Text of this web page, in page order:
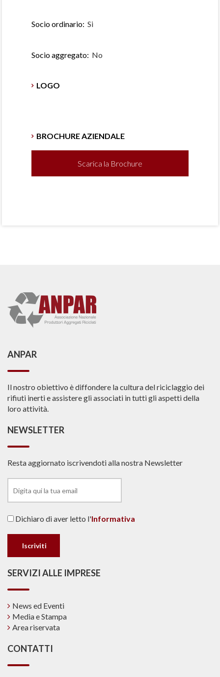
Socio ordinario: Si
Socio aggregato: No
LOGO
BROCHURE AZIENDALE
Scarica la Brochure
ANPAR
Il nostro obiettivo è diffondere la cultura del riciclaggio dei
rifiuti inerti e assistere gli associati in tutti gli aspetti della
loro attività.
NEWSLETTER
Resta aggiornato iscrivendoti alla nostra Newsletter
Dichiaro di aver letto l'Informativa
SERVIZI ALLE IMPRESE
News ed Eventi
Media e Stampa
Area riservata
CONTATTI